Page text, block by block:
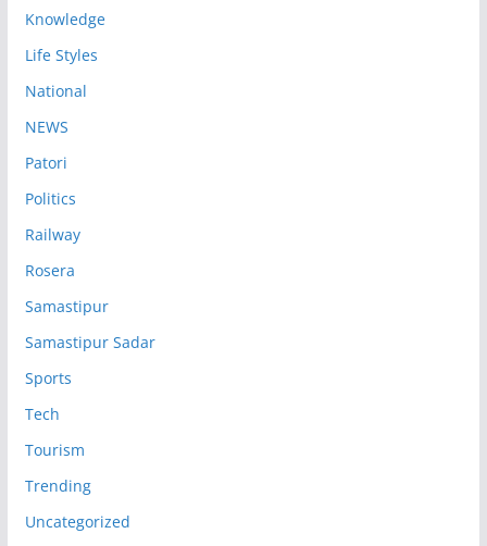
Knowledge
Life Styles
National
NEWS
Patori
Politics
Railway
Rosera
Samastipur
Samastipur Sadar
Sports
Tech
Tourism
Trending
Uncategorized